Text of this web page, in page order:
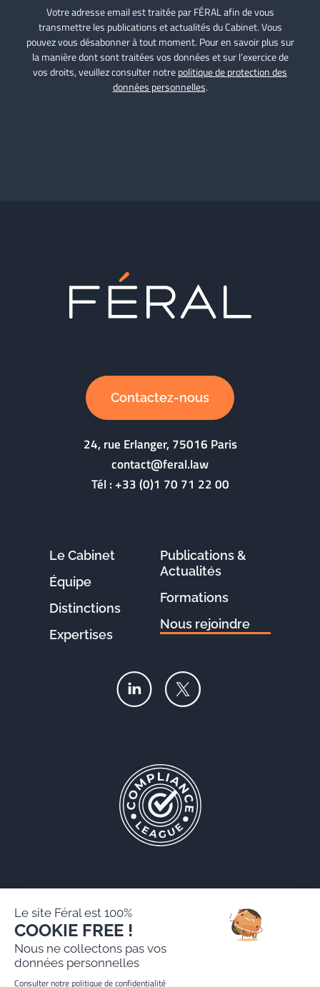
Votre adresse email est traitée par FÉRAL afin de vous
transmettre les publications et actualités du Cabinet. Vous
pouvez vous désabonner à tout moment. Pour en savoir plus sur
la manière dont sont traitées vos données et sur l’exercice de
vos droits, veuillez consulter notrepolitique de protection des
données personnelles.
Contactez-nous
24, rue Erlanger, 75016 Paris
contact@feral.law
Tél :+33 (0)1 70 71 22 00
Le Cabinet
Équipe
Distinctions
Expertises
Publications &
Actualités
Formations
Nous rejoindre
Mentions légales
Politique de protection des données personnelles
Le site Féral est 100%
COOKIE FREE !
Nous ne collectons pas vos
données personnelles
Consulter notre politique de confidentialité